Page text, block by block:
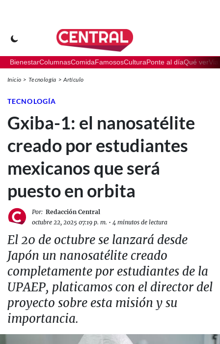
BienestarColumnasComidaFamososCulturaPonte al díaQué ver
Inicio Tecnología Artículo
TECNOLOGÍA
Gxiba-1: el nanosatélite
creado por estudiantes
mexicanos que será
puesto en orbita
Por: Redacción Central
octubre 22, 2025 07:19 p. m. • 4 minutos de lectura
El 20 de octubre se lanzará desde
Japón un nanosatélite creado
completamente por estudiantes de la
UPAEP, platicamos con el director del
proyecto sobre esta misión y su
importancia.